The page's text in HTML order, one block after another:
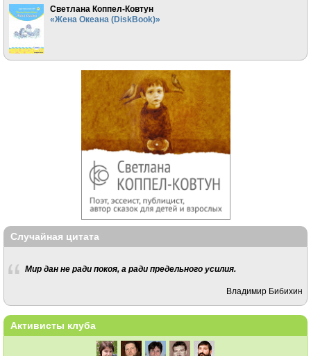
Светлана Коппел-Ковтун
«Жена Океана (DiskBook)»
Случайная цитата
Мир дан не ради покоя, а ради предельного усилия.
Владимир Бибихин
Активисты клуба